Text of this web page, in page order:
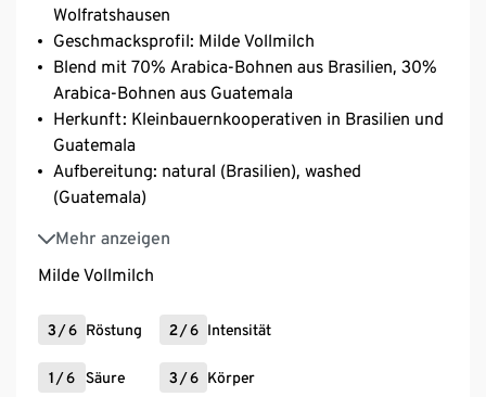
Wolfratshausen
Geschmacksprofil: Milde Vollmilch
Blend mit 70% Arabica-Bohnen aus Brasilien, 30%
Arabica-Bohnen aus Guatemala
Herkunft: Kleinbauernkooperativen in Brasilien und
Guatemala
Aufbereitung: natural (Brasilien), washed
(Guatemala)
Mehr anzeigen
Varietät: Mundo Novo, Catuai (Brasilien), Bourbon,
Catuai, Caturra (Guatemala)
Milde Vollmilch
3 /6 Röstung 2 /6 Intensität
1 /6 Säure 3 /6 Körper